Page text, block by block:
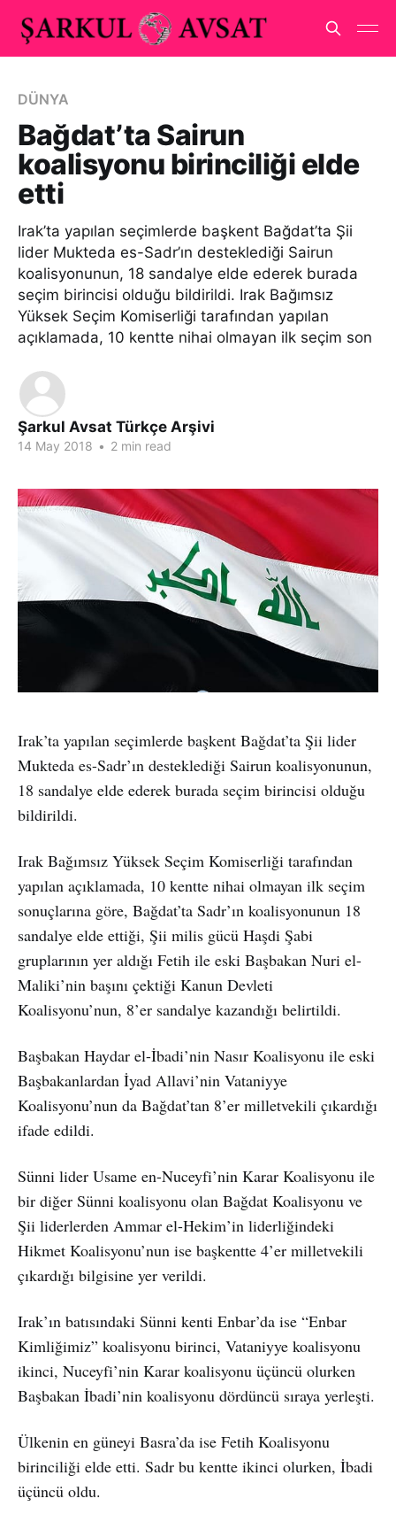
DÜNYA
Bağdat’ta Sairun
koalisyonu birinciliği elde
etti
Irak’ta yapılan seçimlerde başkent Bağdat’ta Şii
lider Mukteda es-Sadr’ın desteklediği Sairun
koalisyonunun, 18 sandalye elde ederek burada
seçim birincisi olduğu bildirildi. Irak Bağımsız
Yüksek Seçim Komiserliği tarafından yapılan
açıklamada, 10 kentte nihai olmayan ilk seçim son
Şarkul Avsat Türkçe Arşivi
14 May 2018 • 2 min read
Irak’ta yapılan seçimlerde başkent Bağdat’ta Şii lider
Mukteda es-Sadr’ın desteklediği Sairun koalisyonunun,
18 sandalye elde ederek burada seçim birincisi olduğu
bildirildi.
Irak Bağımsız Yüksek Seçim Komiserliği tarafından
yapılan açıklamada, 10 kentte nihai olmayan ilk seçim
sonuçlarına göre, Bağdat’ta Sadr’ın koalisyonunun 18
sandalye elde ettiği, Şii milis gücü Haşdi Şabi
gruplarının yer aldığı Fetih ile eski Başbakan Nuri el-
Maliki’nin başını çektiği Kanun Devleti
Koalisyonu’nun, 8’er sandalye kazandığı belirtildi.
Başbakan Haydar el-İbadi’nin Nasır Koalisyonu ile eski
Başbakanlardan İyad Allavi’nin Vataniyye
Koalisyonu’nun da Bağdat’tan 8’er milletvekili çıkardığı
ifade edildi.
Sünni lider Usame en-Nuceyfi’nin Karar Koalisyonu ile
bir diğer Sünni koalisyonu olan Bağdat Koalisyonu ve
Şii liderlerden Ammar el-Hekim’in liderliğindeki
Hikmet Koalisyonu’nun ise başkentte 4’er milletvekili
çıkardığı bilgisine yer verildi.
Irak’ın batısındaki Sünni kenti Enbar’da ise “Enbar
Kimliğimiz” koalisyonu birinci, Vataniyye koalisyonu
ikinci, Nuceyfi’nin Karar koalisyonu üçüncü olurken
Başbakan İbadi’nin koalisyonu dördüncü sıraya yerleşti.
Ülkenin en güneyi Basra’da ise Fetih Koalisyonu
birinciliği elde etti. Sadr bu kentte ikinci olurken, İbadi
üçüncü oldu.